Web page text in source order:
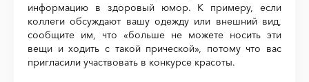
информацию в здоровый юмор. К примеру, если
коллеги обсуждают вашу одежду или внешний вид,
сообщите им, что «больше не можете носить эти
вещи и ходить с такой прической», потому что вас
пригласили участвовать в конкурсе красоты.